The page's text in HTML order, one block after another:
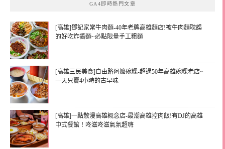
GA4即時熱門文章
[高雄]鄧記家常牛肉麵-40年老牌高雄麵店!被牛肉麵耽誤
的好吃炸醬麵~必點限量手工粗麵
[高雄三民美食]自由路阿嬤碗粿-超過50年高雄碗粿老店~
一天只賣4小時的古早味
[高雄]一點散漫高雄概念店-最潮高雄控肉飯!有DJ的高雄
中式餐館！咚滋咚滋氣氛超嗨